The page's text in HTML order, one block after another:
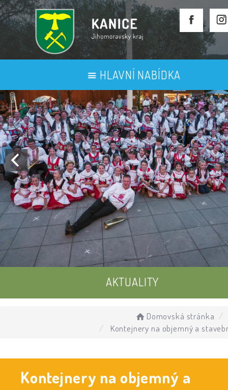
HLAVNÍ NABÍDKA
AKTUALITY
UDÁLOSTIDomovská stránka
Kontejnery na objemný a
Kontejnery na objemný a